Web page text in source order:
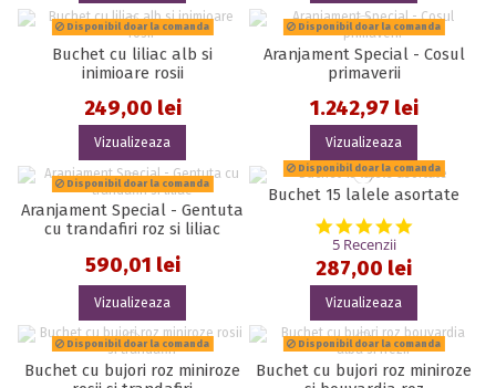
Disponibil doar la comanda
Buchet cu liliac alb si
inimioare rosii
249,00 lei
Vizualizeaza
Disponibil doar la comanda
Aranjament Special - Cosul
primaverii
1.242,97 lei
Vizualizeaza
Disponibil doar la comanda
Aranjament Special - Gentuta
cu trandafiri roz si liliac
590,01 lei
Vizualizeaza
Disponibil doar la comanda
Buchet 15 lalele asortate
5.0 star
5 Recenzii
287,00 lei
Vizualizeaza
Disponibil doar la comanda
Buchet cu bujori roz miniroze
Disponibil doar la comanda
Buchet cu bujori roz miniroze